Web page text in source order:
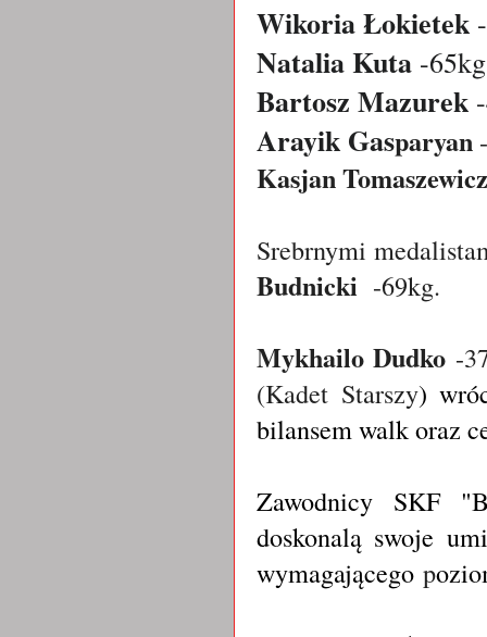
Wikoria Łokietek
Natalia Kuta -65kg
Bartosz Mazurek
Arayik Gasparyan
Kasjan Tomaszewicz
Srebrnymi
Budnicki -69kg.
Mykhailo Dudko -
(Kadet Starszy)
bilansem walk oraz
Zawodnicy SKF
doskonalą swoje
wymagającego p